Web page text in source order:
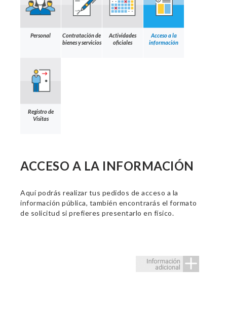
Personal
Contratación de
bienes y servicios
Actividades
oficiales
Acceso a la
información
Registro de
Visitas
ACCESO A LA INFORMACIÓN
Aquí podrás realizar tus pedidos de acceso a la
información pública, también encontrarás el formato
de solicitud si prefieres presentarlo en físico.